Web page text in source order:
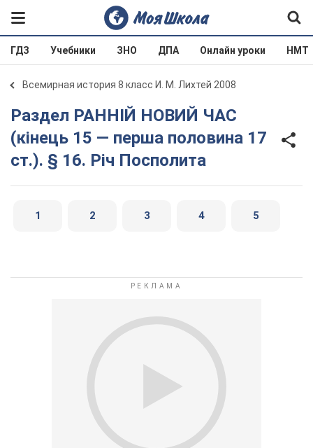
ГДЗ Учебники ЗНО ДПА Онлайн уроки НМТ
Всемирная история 8 класс И. М. Лихтей 2008
Раздел РАННІЙ НОВИЙ ЧАС
(кінець 15 — перша половина 17
ст.). § 16. Річ Посполита
1 2 3 4 5